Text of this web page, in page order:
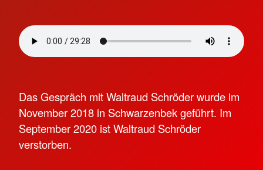
Das Gespräch mit Waltraud Schröder wurde im
November 2018 in Schwarzenbek geführt. Im
September 2020 ist Waltraud Schröder
verstorben.